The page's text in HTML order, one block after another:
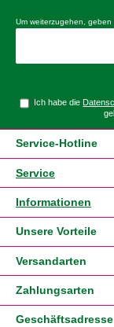
Um weiterzugehen,
Ich habe die
Service-Hotline
Service
Informationen
Unsere Vorteile
Versandarten
Zahlungsarten
Geschäftsadresse